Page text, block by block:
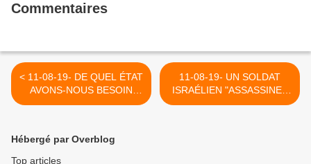
Commentaires
< 11-08-19- DE QUEL ÉTAT
AVONS-NOUS BESOIN
(LÉNINE) VIA JONATHAN
11-08-19- UN SOLDAT
ISRAÉLIEN "ASSASSINE",
EN PALESTINE ? >
Hébergé par Overblog
Top articles